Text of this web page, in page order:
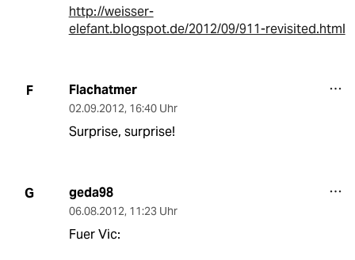
http://weisser-
elefant.blogspot.de/2012/09/911-revisited.html
F Flachatmer
02.09.2012, 16:40 Uhr
Surprise, surprise!
G geda98
06.08.2012, 11:23 Uhr
Fuer Vic: